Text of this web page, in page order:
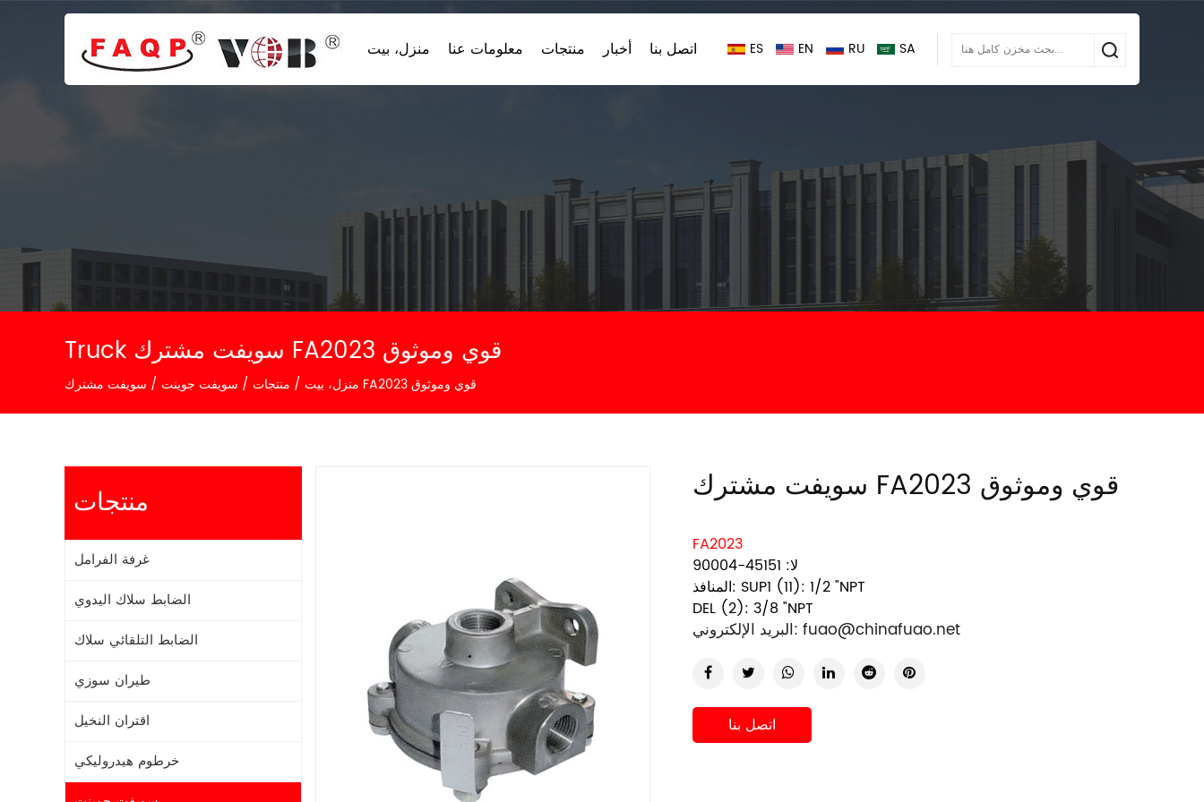
منزل، بيت معلومات عنا منتجات أخبار اتصل بنا ES EN RU SA
Truck سويفت مشترك FA2023 قوي وموثوق
منزل، بيت / منتجات / سويفت جوينت / سويفت مشترك FA2023 قوي وموثوق
منتجات
غرفة الفرامل
الضابط سلاك اليدوي
الضابط التلقائي سلاك
طيران سوزي
اقتران النخيل
خرطوم هيدروليكي
سويفت مشترك FA2023 قوي وموثوق
FA2023
لا: 45151-90004
المنافذ: SUP1 (11): 1/2 "NPT
DEL (2): 3/8 "NPT
البريد الإلكتروني: fuao@chinafuao.net
اتصل بنا